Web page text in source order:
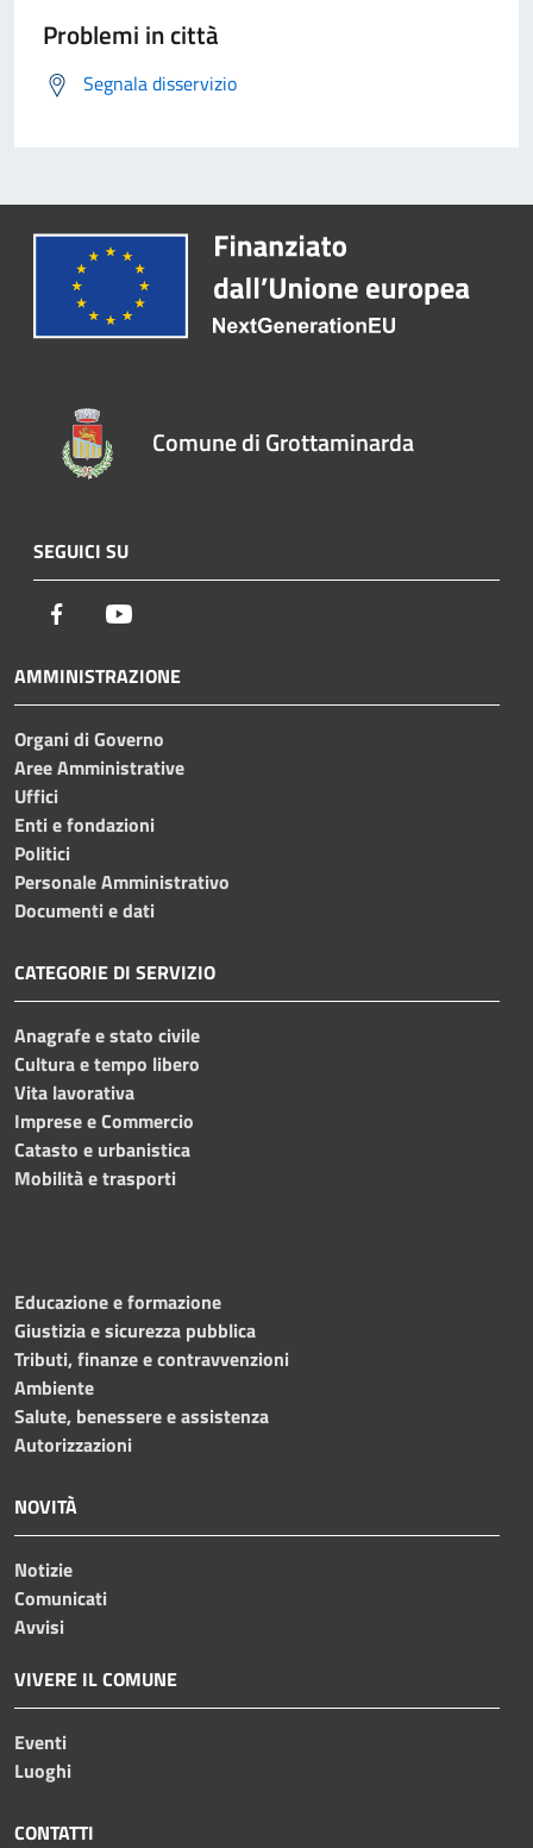
Problemi in città
Segnala disservizio
Comune di Grottaminarda
SEGUICI SU
Facebook
AMMINISTRAZIONE
Organi di Governo
Aree Amministrative
Uffici
Enti e fondazioni
Politici
Personale Amministrativo
Documenti e dati
CATEGORIE DI SERVIZIO
Anagrafe e stato civile
Cultura e tempo libero
Vita lavorativa
Imprese e Commercio
Catasto e urbanistica
Mobilità e trasporti
Educazione e formazione
Giustizia e sicurezza pubblica
Tributi, finanze e contravvenzioni
Ambiente
Salute, benessere e assistenza
Autorizzazioni
NOVITÀ
Notizie
Comunicati
Avvisi
VIVERE IL COMUNE
Eventi
Luoghi
CONTATTI